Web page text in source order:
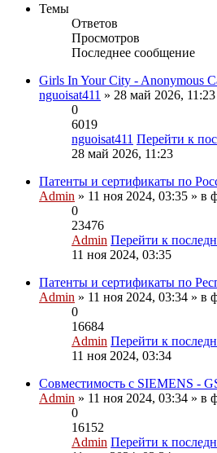
Темы
Ответов
Просмотров
Последнее сообщение
Girls In Your City - Anonymous
nguoisat411 » 28 май 2026,
0
6019
nguoisat411 Перейти к
28 май 2026, 11:23
Патенты и сертификаты по
Admin » 11 ноя 2024, 03:35 » в
0
23476
Admin Перейти к
11 ноя 2024, 03:35
Патенты и сертификаты по
Admin » 11 ноя 2024, 03:34 » в
0
16684
Admin Перейти к
11 ноя 2024, 03:34
Совместимость с SIEMENS -
Admin » 11 ноя 2024, 03:34 » в
0
16152
Admin Перейти к